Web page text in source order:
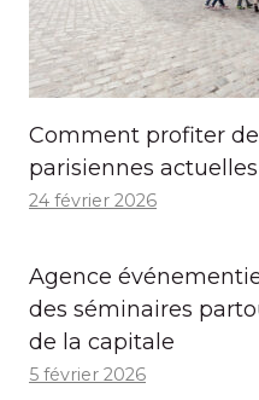
Comment profiter
parisiennes actuelles
24 février 2026
Agence
des séminaires
de la capitale
5 février 2026